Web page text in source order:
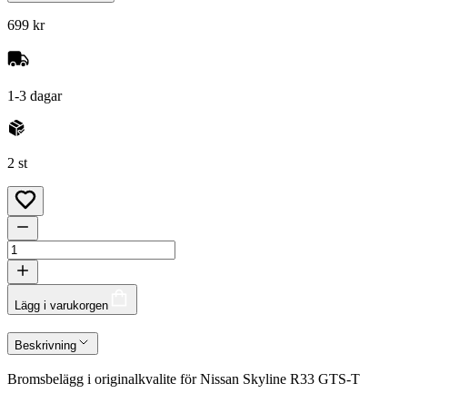
699 kr
1-3 dagar
2 st
Lägg i varukorgen
Beskrivning
Bromsbelägg i originalkvalite för Nissan Skyline R33 GTS-T